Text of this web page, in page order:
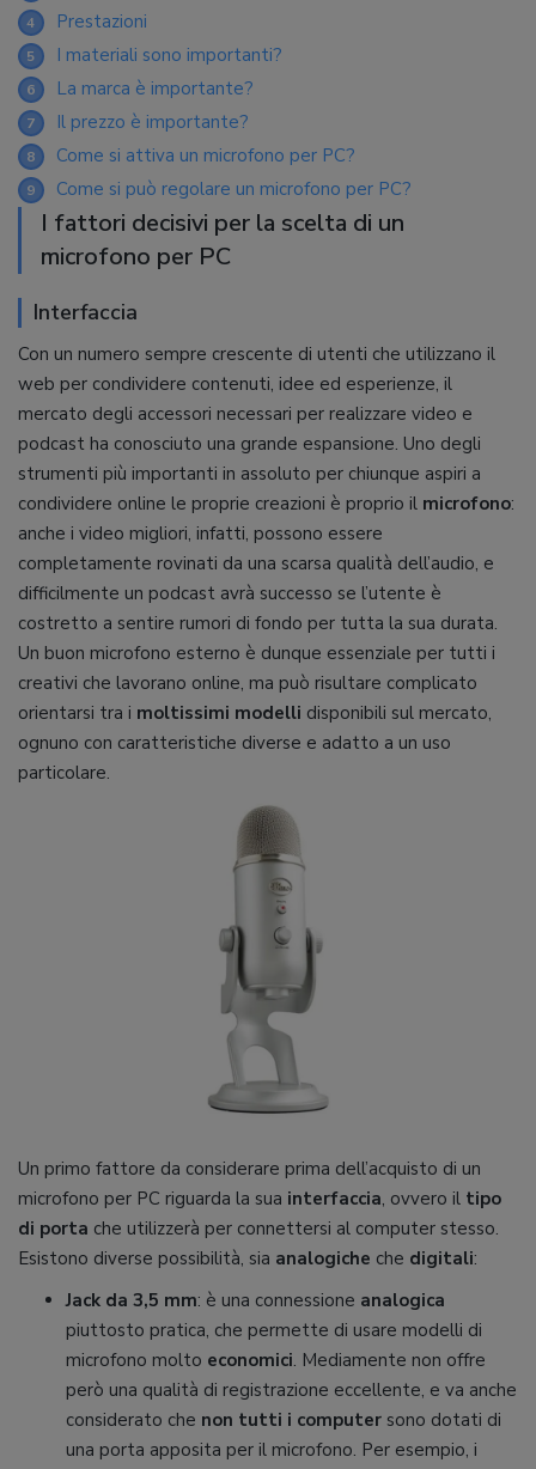
4 Prestazioni
5 I materiali sono importanti?
6 La marca è importante?
7 Il prezzo è importante?
8 Come si attiva un microfono per PC?
9 Come si può regolare un microfono per PC?
I fattori decisivi per la scelta di un
microfono per PC
Interfaccia
Con un numero sempre crescente di utenti che utilizzano il
web per condividere contenuti, idee ed esperienze, il
mercato degli accessori necessari per realizzare video e
podcast ha conosciuto una grande espansione. Uno degli
strumenti più importanti in assoluto per chiunque aspiri a
condividere online le proprie creazioni è proprio il microfono:
anche i video migliori, infatti, possono essere
completamente rovinati da una scarsa qualità dell’audio, e
difficilmente un podcast avrà successo se l’utente è
costretto a sentire rumori di fondo per tutta la sua durata.
Un buon microfono esterno è dunque essenziale per tutti i
creativi che lavorano online, ma può risultare complicato
orientarsi tra i moltissimi modelli disponibili sul mercato,
ognuno con caratteristiche diverse e adatto a un uso
particolare.
Un primo fattore da considerare prima dell’acquisto di un
microfono per PC riguarda la sua interfaccia, ovvero il tipo
di porta che utilizzerà per connettersi al computer stesso.
Esistono diverse possibilità, sia analogiche che digitali:
Jack da 3,5 mm: è una connessione analogica
piuttosto pratica, che permette di usare modelli di
microfono molto economici. Mediamente non offre
però una qualità di registrazione eccellente, e va anche
considerato che non tutti i computer sono dotati di
una porta apposita per il microfono. Per esempio, i